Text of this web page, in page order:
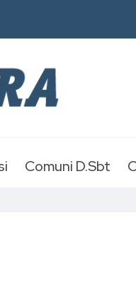
Comuni D.Sbt